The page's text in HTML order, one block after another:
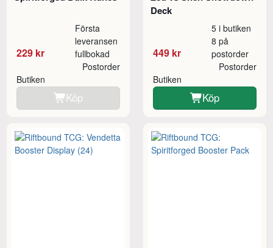
229 kr
Första
leveransen
fullbokad
Butiken
Postorder
Köp
Deck
449 kr
5 i butiken
8 på
postorder
Butiken
Postorder
Köp